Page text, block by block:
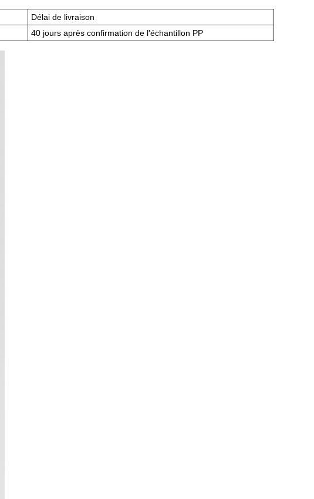
Délai de livraison
40 jours après confirmation de l'échantillon PP